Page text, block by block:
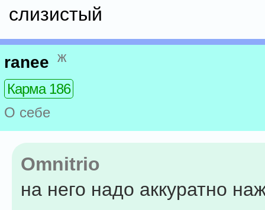
слизистый
ranee ж
Карма 186
О себе
Omnitrio
на него надо аккуратно